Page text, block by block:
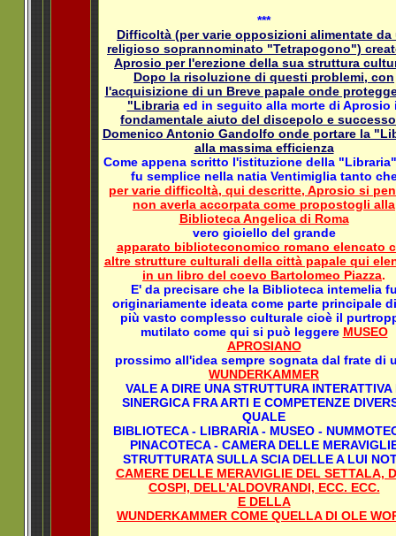
***
Difficoltà (per varie opposizioni alimentate da
religioso soprannominato "Tetrapogono")
Aprosio per l'erezione della sua struttura
Dopo la risoluzione di questi problemi, con
l'acquisizione di un Breve papale onde
"Librariaed in seguito alla morte di Aprosio
fondamentale aiuto del discepolo e
Domenico Antonio Gandolfo onde portare la
alla massima efficienza
Come appena scritto l'istituzione della
fu semplice nella natia Ventimiglia tanto
per varie difficoltà, qui descritte, Aprosio si
non averla accorpata come propostogli alla
Biblioteca Angelica di Roma
vero gioiello del grande
apparato biblioteconomico romano elencato
altre strutture culturali della città papale qui
in un libro del coevo Bartolomeo Piazza.
E' da precisare che la Biblioteca intemelia
originariamente ideata come parte principale
più vasto complesso culturale cioè il
mutilato come qui si può leggere MUSEO
APROSIANO
prossimo all'idea sempre sognata dal frate di
WUNDERKAMMER
VALE A DIRE UNA STRUTTURA INTERATTIVA
SINERGICA FRA ARTI E COMPETENZE
QUALE
BIBLIOTECA - LIBRARIA - MUSEO -
PINACOTECA - CAMERA DELLE
STRUTTURATA SULLA SCIA DELLE A LUI
CAMERE DELLE MERAVIGLIE DEL SETTALA,
COSPI, DELL'ALDOVRANDI, ECC. ECC.
E DELLA
WUNDERKAMMER COME QUELLA DI OLE